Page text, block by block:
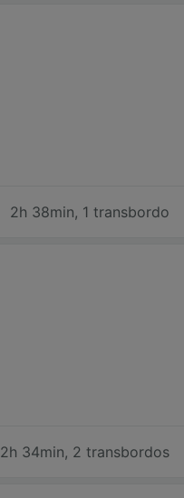
2h 38min, 1 transbordo
2h 34min, 2 transbordos